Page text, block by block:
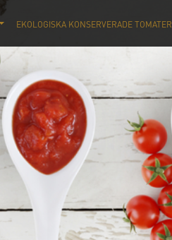
EKOLOGISKA KONSERVERADE TOMATER